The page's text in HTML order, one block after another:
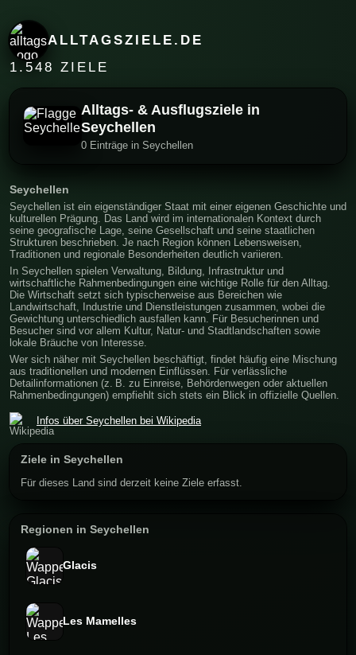
ALLTAGSZIELE.DE
1.548 ZIELE
Alltags- & Ausflugsziele in
Seychellen
0 Einträge in Seychellen
Seychellen
Seychellen ist ein eigenständiger Staat mit einer eigenen Geschichte und
kulturellen Prägung. Das Land wird im internationalen Kontext durch
seine geografische Lage, seine Gesellschaft und seine staatlichen
Strukturen beschrieben. Je nach Region können Lebensweisen,
Traditionen und regionale Besonderheiten deutlich variieren.
In Seychellen spielen Verwaltung, Bildung, Infrastruktur und
wirtschaftliche Rahmenbedingungen eine wichtige Rolle für den Alltag.
Die Wirtschaft setzt sich typischerweise aus Bereichen wie
Landwirtschaft, Industrie und Dienstleistungen zusammen, wobei die
Gewichtung unterschiedlich ausfallen kann. Für Besucherinnen und
Besucher sind vor allem Kultur, Natur- und Stadtlandschaften sowie
lokale Bräuche von Interesse.
Wer sich näher mit Seychellen beschäftigt, findet häufig eine Mischung
aus traditionellen und modernen Einflüssen. Für verlässliche
Detailinformationen (z. B. zu Einreise, Behördenwegen oder aktuellen
Rahmenbedingungen) empfiehlt sich stets ein Blick in offizielle Quellen.
Infos über Seychellen bei Wikipedia
Ziele in Seychellen
Für dieses Land sind derzeit keine Ziele erfasst.
Regionen in Seychellen
Glacis
Les Mamelles